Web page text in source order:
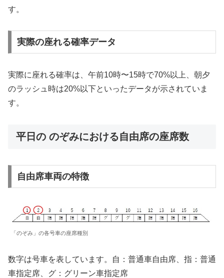
す。
実際の座れる確率データ
実際に座れる確率は、午前10時〜15時で70%以上、朝夕
のラッシュ時は20%以下といったデータが示されていま
す。
平日の のぞみにおける自由席の座席数
自由席車両の特徴
「のぞみ」の各号車の座席種別
数字は号車を表しています。自：普通車自由席、指：普通
車指定席、グ：グリーン車指定席